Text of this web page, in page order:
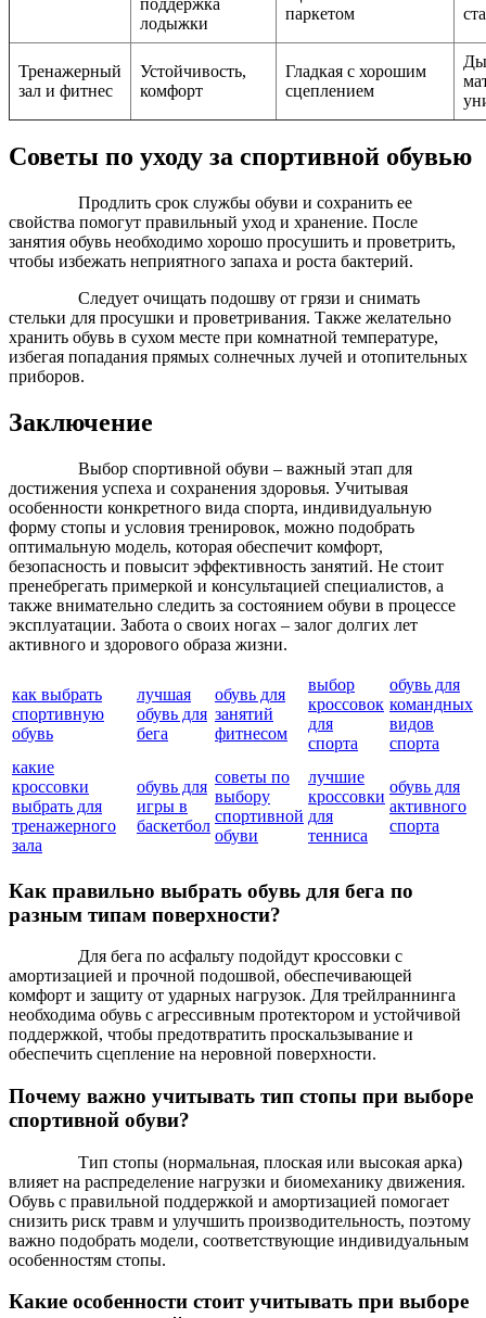
поддержка
лодыжки
паркетом
Тренажерный
зал и фитнес
Устойчивость,
комфорт
Гладкая с хорошим
сцеплением
Советы по уходу за спортивной обувью
Продлить срок службы обуви и сохранить ее
свойства помогут правильный уход и хранение. После
занятия обувь необходимо хорошо просушить и проветрить,
чтобы избежать неприятного запаха и роста бактерий.
Следует очищать подошву от грязи и снимать
стельки для просушки и проветривания. Также желательно
хранить обувь в сухом месте при комнатной температуре,
избегая попадания прямых солнечных лучей и отопительных
приборов.
Заключение
Выбор спортивной обуви – важный этап для
достижения успеха и сохранения здоровья. Учитывая
особенности конкретного вида спорта, индивидуальную
форму стопы и условия тренировок, можно подобрать
оптимальную модель, которая обеспечит комфорт,
безопасность и повысит эффективность занятий. Не стоит
пренебрегать примеркой и консультацией специалистов, а
также внимательно следить за состоянием обуви в процессе
эксплуатации. Забота о своих ногах – залог долгих лет
активного и здорового образа жизни.
как выбрать
спортивную
обувь
лучшая
обувь для
бега
обувь для
занятий
фитнесом
выбор
кроссовок
для
спорта
обувь для
командных
видов
спорта
какие
кроссовки
выбрать для
тренажерного
зала
обувь для
игры в
баскетбол
советы по
выбору
спортивной
обуви
лучшие
кроссовки
для
тенниса
обувь для
активного
спорта
Как правильно выбрать обувь для бега по
разным типам поверхности?
Для бега по асфальту подойдут кроссовки с
амортизацией и прочной подошвой, обеспечивающей
комфорт и защиту от ударных нагрузок. Для трейлраннинга
необходима обувь с агрессивным протектором и устойчивой
поддержкой, чтобы предотвратить проскальзывание и
обеспечить сцепление на неровной поверхности.
Почему важно учитывать тип стопы при выборе
спортивной обуви?
Тип стопы (нормальная, плоская или высокая арка)
влияет на распределение нагрузки и биомеханику движения.
Обувь с правильной поддержкой и амортизацией помогает
снизить риск травм и улучшить производительность, поэтому
важно подобрать модели, соответствующие индивидуальным
особенностям стопы.
Какие особенности стоит учитывать при выборе